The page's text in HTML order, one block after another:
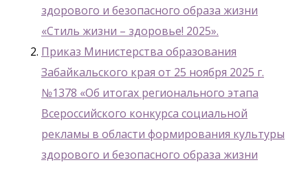
здорового и безопасного образа жизни
«Стиль жизни – здоровье! 2025».
Приказ Министерства образования
Забайкальского края от 25 ноября 2025 г.
№1378 «Об итогах регионального этапа
Всероссийского конкурса социальной
рекламы в области формирования культуры
здорового и безопасного образа жизни